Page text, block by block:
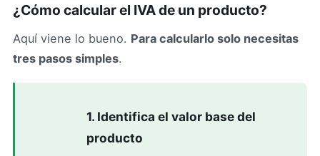
¿Cómo calcular el IVA de un producto?
Aquí viene lo bueno. Para calcularlo solo necesitas
tres pasos simples.
1. Identifica el valor base del
producto